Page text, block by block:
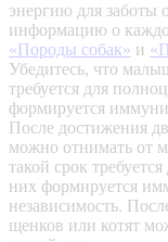
энергию для
информацию о
«Породы собак» и
Убедитесь, что
требуется для
формируется
После достижения
можно отнимать от
такой срок
них формируется
независимость.
щенков или котят